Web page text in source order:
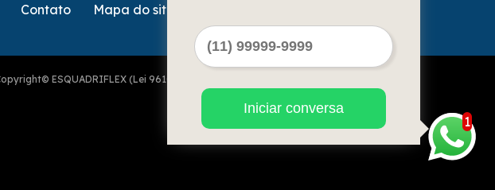
Contato Mapa do site
ESQUADRIFLEX (Lei 9610 de 19/02/1998)
1
Iniciar conversa